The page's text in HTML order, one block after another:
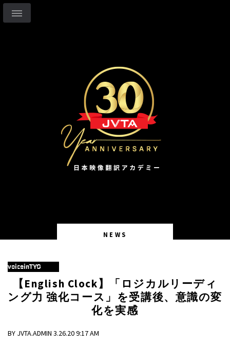
NEWS
voiceinTYO
【English Clock】「ロジカルリーディ
ング力 強化コース」を受講後、意識の変
化を実感
BY JVTA.ADMIN 3.26.20 9:17 AM